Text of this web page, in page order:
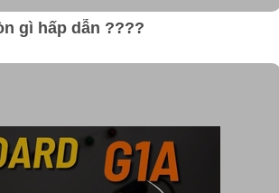
gì hấp dẫn ????